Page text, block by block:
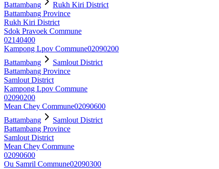
Battambang
Rukh Kiri District
Battambang Province
Rukh Kiri District
Sdok Pravoek Commune
02140400
Kampong Lpov Commune02090200
Battambang
Samlout District
Battambang Province
Samlout District
Kampong Lpov Commune
02090200
Mean Chey Commune02090600
Battambang
Samlout District
Battambang Province
Samlout District
Mean Chey Commune
02090600
Ou Samril Commune02090300